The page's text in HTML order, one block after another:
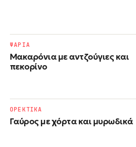
Μακαρόνια με αντζούγιες και
πεκορίνο
ΨΑΡΙΑ
Γαύρος με χόρτα και μυρωδικά
ΟΡΕΚΤΙΚΑ